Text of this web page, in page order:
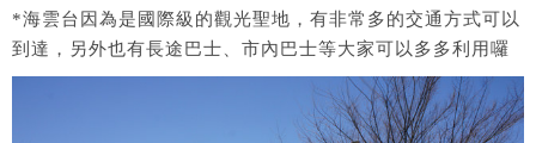
*海雲台因為是國際級的觀光聖地，有非常多的交通方式可以
到達，另外也有長途巴士、市內巴士等大家可以多多利用囉